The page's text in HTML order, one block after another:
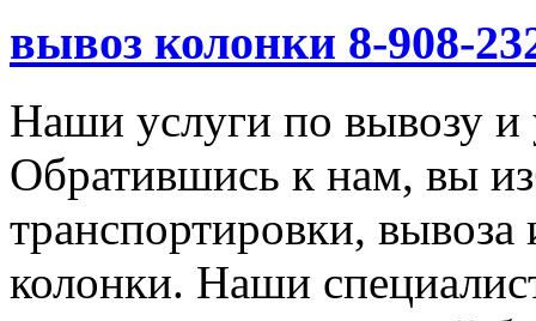
вывоз колонки 8-908-
Наши услуги по вывозу и
Обратившись к нам, вы
транспортировки, вывоза
колонки. Наши